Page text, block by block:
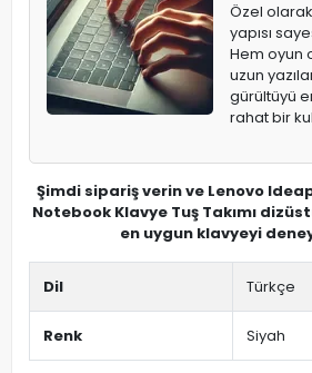
Özel
yapısı
Hem oyun
uzun
gürültüyü
rahat bir
Şimdi sipariş verin ve Lenovo
Notebook Klavye Tuş Takımı
en uygun klavyeyi
Dil Türkçe
Renk Siyah